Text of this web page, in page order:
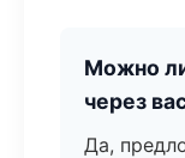
Можно
через
Да,